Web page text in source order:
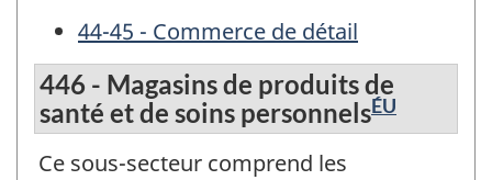
44-45 - Commerce de détail
446 - Magasins de produits de
santé et de soins personnelsÉU
Ce sous-secteur comprend les